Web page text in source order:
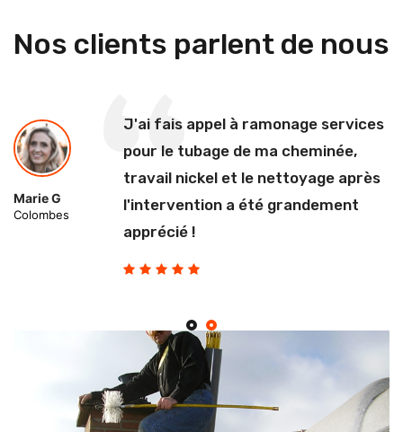
Nos clients parlent de nous
Marie G
Colombes
J'ai fais appel à ramonage services
pour le tubage de ma cheminée,
travail nickel et le nettoyage après
l'intervention a été grandement
apprécié !